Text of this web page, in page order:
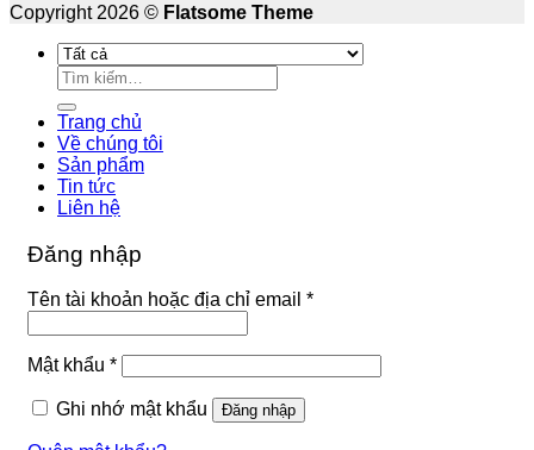
Copyright 2026 © Flatsome Theme
Tìm
kiếm:
Trang chủ
Về chúng tôi
Sản phẩm
Tin tức
Liên hệ
Đăng nhập
Tên tài khoản hoặc địa chỉ email *Bắt
Mật khẩu *Bắt
Ghi nhớ mật khẩu
Đăng nhập